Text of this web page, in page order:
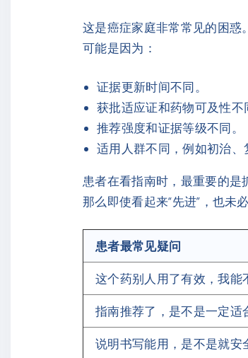
这是癌症家庭非常常见的困惑
可能是因为：
证据更新时间不同。
获批适应证和药物可及性不
推荐强度和证据等级不同。
适用人群不同，例如初治、
患者在看指南时，最重要的是
那么即使看起来“先进”，也未
患者最常见疑问
这个药别人用了有效，我能
指南推荐了，是不是一定适
说明书写能用，是不是就安